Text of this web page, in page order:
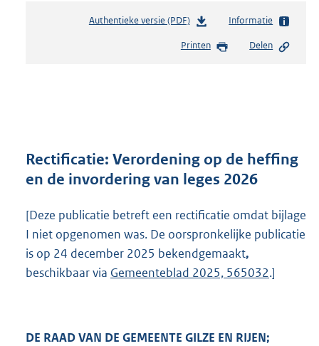
Authentieke versie (PDF)b
s
r
o
o
t
e
1
Informatie
Printen Delen
Rectificatie: Verordening op de heffing
en de invordering van leges 2026
[Deze publicatie betreft een rectificatie omdat bijlage
I niet opgenomen was. De oorspronkelijke publicatie
is op 24 december 2025 bekendgemaakt,
beschikbaar via Gemeenteblad 2025, 565032.]
DE RAAD VAN DE GEMEENTE GILZE EN RIJEN;